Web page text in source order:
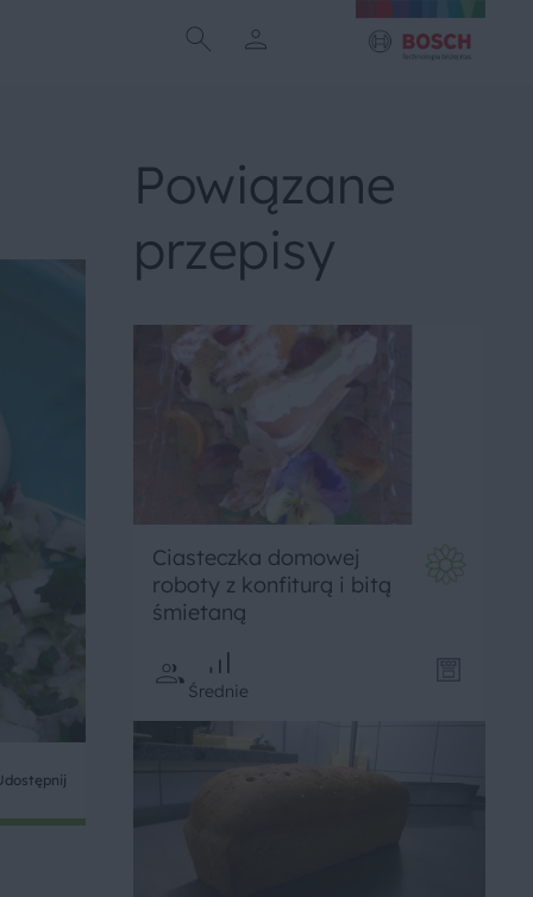
Powiązane
przepisy
Ciasteczka domowej
roboty z konfiturą i bitą
śmietaną
Średnie